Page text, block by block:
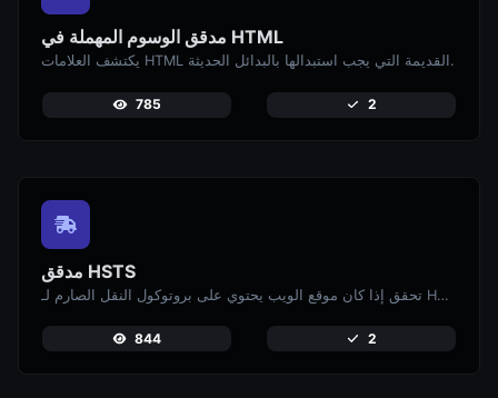
مدقق الوسوم المهملة في HTML
يكتشف العلامات HTML القديمة التي يجب استبدالها بالبدائل الحديثة.
785 2
مدقق HSTS
تحقق إذا كان موقع الويب يحتوي على بروتوكول النقل الصارم لـ HTTP (HSTS) مفعلاً.
844 2